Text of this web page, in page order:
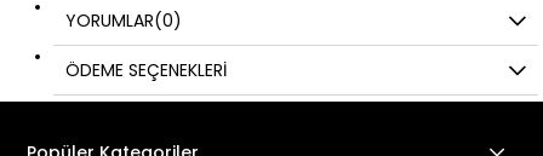
YORUMLAR(0)
ÖDEME SEÇENEKLERI